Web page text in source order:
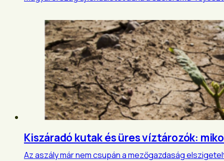
Kiszáradó kutak és üres víztározók:
Az aszály már nem csupán a mezőgazdaság